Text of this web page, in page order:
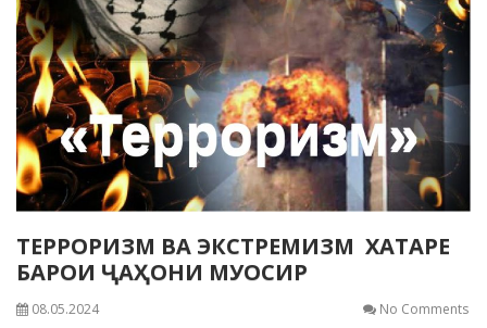
ТЕРРОРИЗМ ВА ЭКСТРЕМИЗМ ХАТАРЕ
БАРОИ ҶАҲОНИ МУОСИР
08.05.2024 No Comments